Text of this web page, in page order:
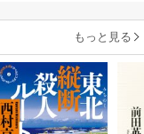
もっと見る